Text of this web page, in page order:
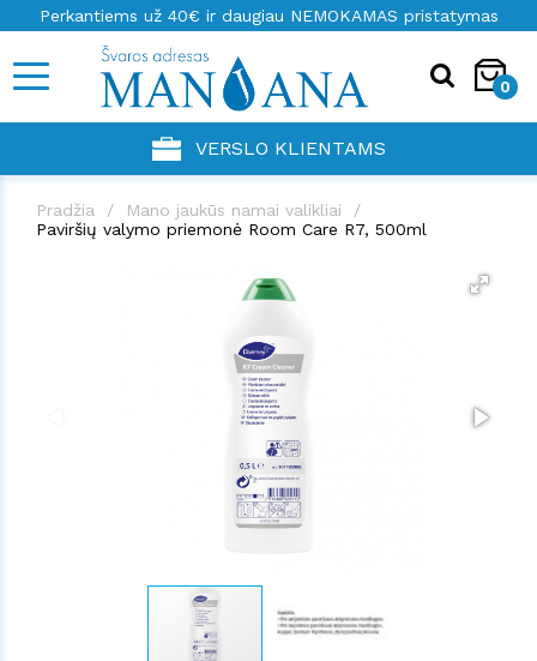
Perkantiems už 40€ ir daugiau NEMOKAMAS pristatymas
0
VERSLO KLIENTAMS
Pradžia
Mano jaukūs namai valikliai
Paviršių valymo priemonė Room Care R7, 500ml